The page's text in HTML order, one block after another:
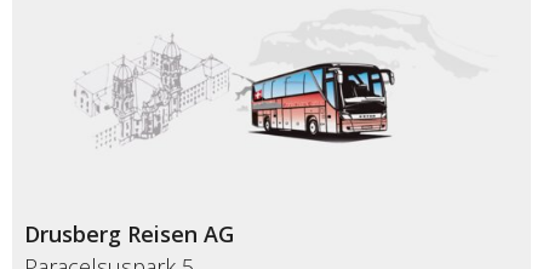
Drusberg Reisen AG